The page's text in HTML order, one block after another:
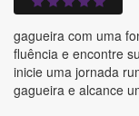
gagueira com uma
fluência e encontre
inicie uma jornada
gagueira e alcance